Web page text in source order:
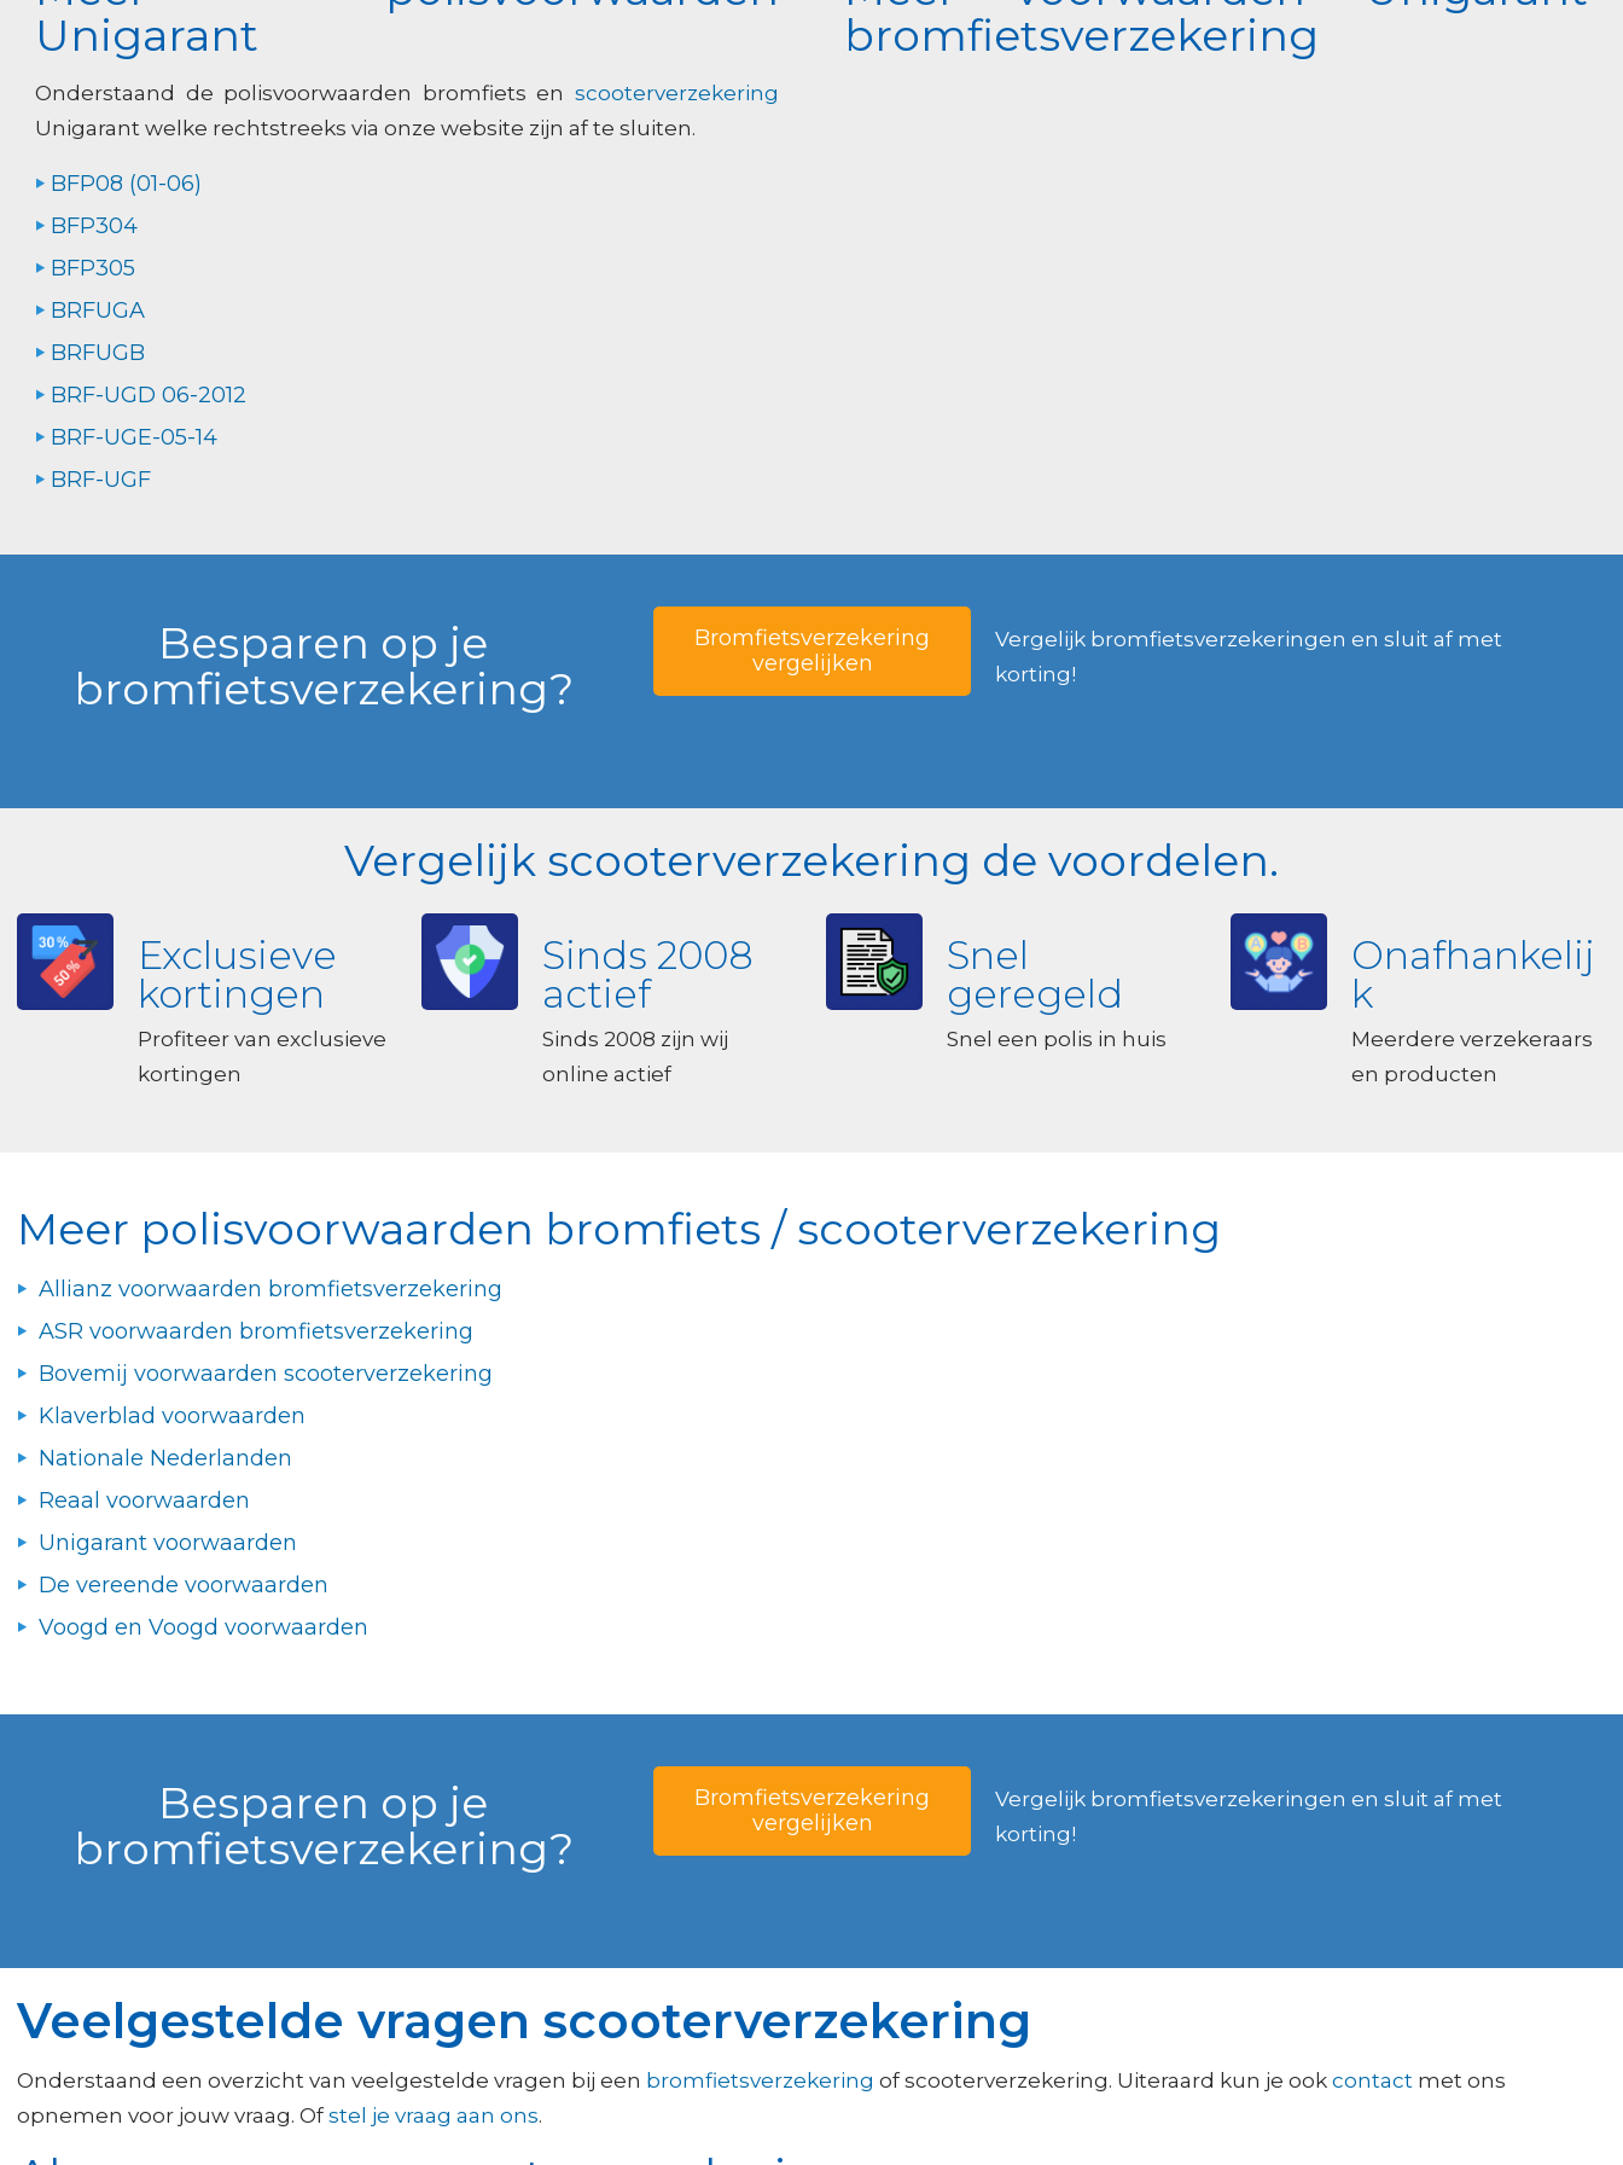
Unigarant
Onderstaand de polisvoorwaarden bromfiets en scooterverzekering
Unigarant welke rechtstreeks via onze website zijn af te sluiten.
BFP08 (01-06)
BFP304
BFP305
BRFUGA
BRFUGB
BRF-UGD 06-2012
BRF-UGE-05-14
BRF-UGF
bromfietsverzekering
Besparen op je
bromfietsverzekering?
Bromfietsverzekering
vergelijken
Vergelijk bromfietsverzekeringen en sluit af met
korting!
Vergelijk scooterverzekering de voordelen.
Exclusieve
kortingen
Profiteer van exclusieve
kortingen
Sinds 2008
actief
Sinds 2008 zijn wij
online actief
Snel
geregeld
Snel een polis in huis
Onafhankelij
k
Meerdere verzekeraars
en producten
Meer polisvoorwaarden bromfiets / scooterverzekering
Allianz voorwaarden bromfietsverzekering
ASR voorwaarden bromfietsverzekering
Bovemij voorwaarden scooterverzekering
Klaverblad voorwaarden
Nationale Nederlanden
Reaal voorwaarden
Unigarant voorwaarden
De vereende voorwaarden
Voogd en Voogd voorwaarden
Besparen op je
bromfietsverzekering?
Bromfietsverzekering
vergelijken
Vergelijk bromfietsverzekeringen en sluit af met
korting!
Veelgestelde vragen scooterverzekering
Onderstaand een overzicht van veelgestelde vragen bij een bromfietsverzekering of scooterverzekering. Uiteraard kun je ook contact met ons
opnemen voor jouw vraag. Ofstel je vraag aan ons.